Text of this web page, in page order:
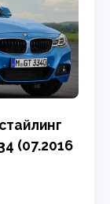
(07.2016